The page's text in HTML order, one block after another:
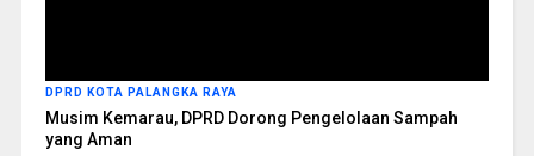
DPRD KOTA PALANGKA RAYA
Musim Kemarau, DPRD Dorong Pengelolaan Sampah
yang Aman